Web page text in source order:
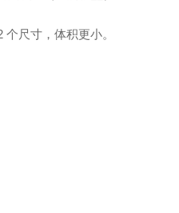
尺寸，体积更小。